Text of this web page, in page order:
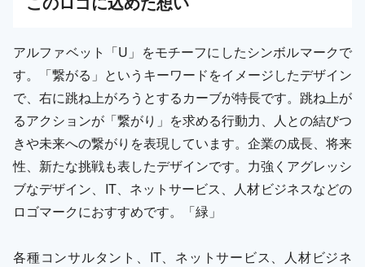
アルファベット「U」をモチーフにしたシンボルマークで
す。「繋がる」というキーワードをイメージしたデザイン
で、右に跳ね上がろうとするカーブが特長です。跳ね上が
るアクションが「繋がり」を求める行動力、人との結びつ
きや未来への繋がりを表現しています。企業の成長、将来
性、新たな挑戦も表したデザインです。力強くアグレッシ
ブなデザイン、IT、ネットサービス、人材ビジネスなどの
ロゴマークにおすすめです。「緑」
各種コンサルタント、IT、ネットサービス、人材ビジネ